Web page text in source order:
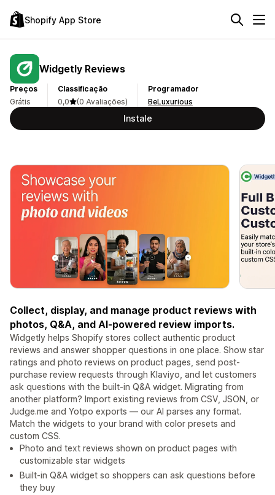
Shopify App Store
Widgetly Reviews
Preços
Grátis
Classificação
0,0
(0 Avaliações)
Programador
BeLuxurious
Instale
Collect, display, and manage product reviews with
photos, Q&A, and AI-powered review imports.
Widgetly helps Shopify stores collect authentic product
reviews and answer shopper questions in one place. Show star
ratings and photo reviews on product pages, send post-
purchase review requests through Klaviyo, and let customers
ask questions with the built-in Q&A widget. Migrating from
another platform? Import existing reviews from CSV, JSON, or
Judge.me and Yotpo exports — our AI parses any format.
Match the widgets to your brand with color presets and
custom CSS.
Photo and text reviews shown on product pages with
customizable star widgets
Built-in Q&A widget so shoppers can ask questions before
they buy